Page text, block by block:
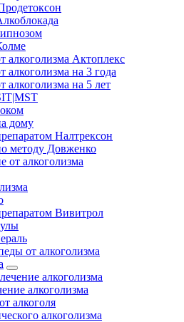
алкоголизма Актоплекс
алкоголизма на 3 года
алкоголизма на 5 лет
дому
Налтрексон
методу Довженко
от алкоголизма
Вивитрол
от алкоголизма
алкоголизма
алкоголизма
алкоголя
алкоголизма